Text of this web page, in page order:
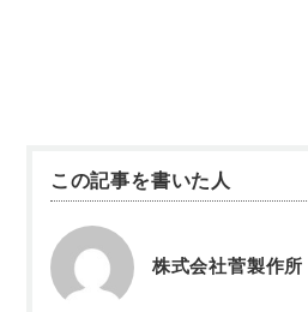
この記事を書いた人
株式会社菅製作所